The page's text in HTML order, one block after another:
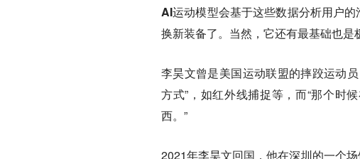
AI运动模型会基于这些数据分析用户
换新装备了。 当然，它还有最基础也
李昊文曾是美国运动联盟的摔跤运动
方式”，如红外线捕捉等，而“那个时
西。”
2021年李昊文回国，他在深圳的一个